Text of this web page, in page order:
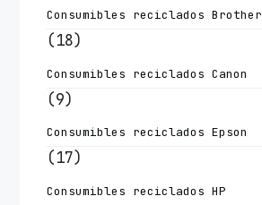
Consumibles reciclados Brother
(18)
Consumibles reciclados Canon
(9)
Consumibles reciclados Epson
(17)
Consumibles reciclados HP